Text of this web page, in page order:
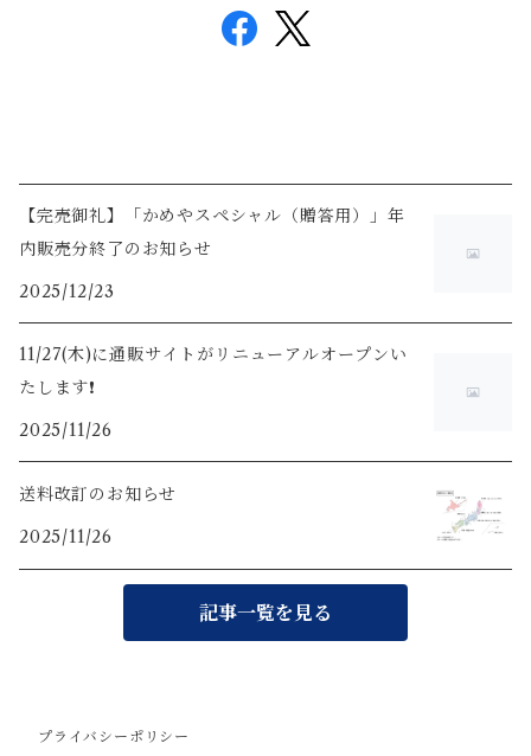
【完売御礼】「かめやスペシャル（贈答用）」年
内販売分終了のお知らせ
2025/12/23
11/27(木)に通販サイトがリニューアルオープンい
たします❗️
2025/11/26
送料改訂のお知らせ
2025/11/26
記事一覧を見る
プライバシーポリシー